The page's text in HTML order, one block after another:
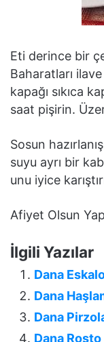
Eti derince bir
Baharatları
kapağı sıkıca
saat pişirin.
Sosun
suyu ayrı bir
unu iyice
Afiyet Olsun
İlgili Yazılar
Dana
Dana
Dana
Dana